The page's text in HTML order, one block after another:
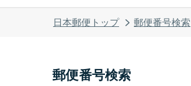
日本郵便トップ 郵便番号検索
郵便番号検索